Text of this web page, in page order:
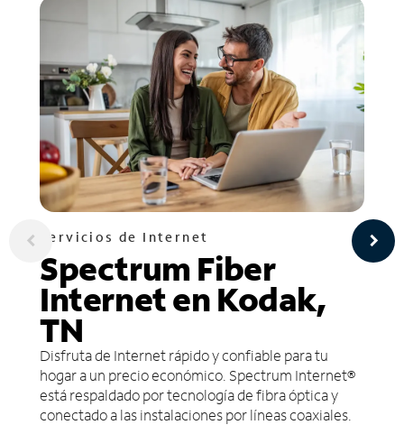
Servicios de Internet
Spectrum Fiber
Internet en Kodak,
TN
Disfruta de Internet rápido y confiable para tu
hogar a un precio económico. Spectrum Internet®
está respaldado por tecnología de fibra óptica y
conectado a las instalaciones por líneas coaxiales.